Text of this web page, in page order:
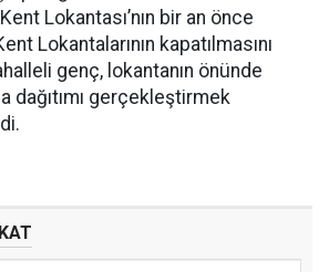
Lokantası’nın bir an önce
Lokantalarının kapatılmasını
genç, lokantanın önünde
dağıtımı gerçekleştirmek